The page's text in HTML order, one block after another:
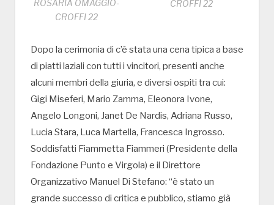
ROSARIA OMAGGIO-
CROFFI 22
CROFFI 22
Dopo la cerimonia di c’è stata una cena tipica a base
di piatti laziali con tutti i vincitori, presenti anche
alcuni membri della giuria, e diversi ospiti tra cui:
Gigi Miseferi, Mario Zamma, Eleonora Ivone,
Angelo Longoni, Janet De Nardis, Adriana Russo,
Lucia Stara, Luca Martella, Francesca Ingrosso.
Soddisfatti Fiammetta Fiammeri (Presidente della
Fondazione Punto e Virgola) e il Direttore
Organizzativo Manuel Di Stefano: “è stato un
grande successo di critica e pubblico, stiamo già